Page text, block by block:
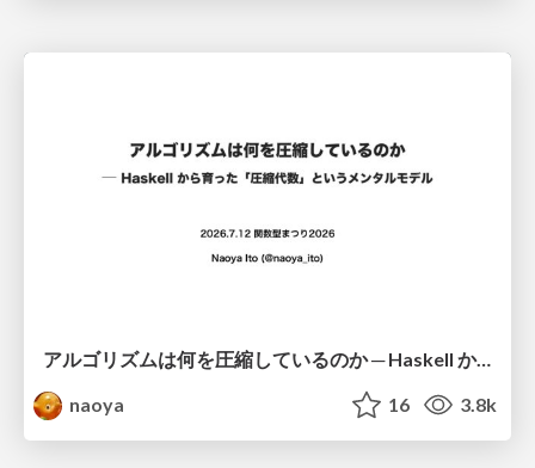
アルゴリズムは何を圧縮しているのか ─ Haskell から育った「圧縮代数」というメンタルモデル
naoya
16 3.8k